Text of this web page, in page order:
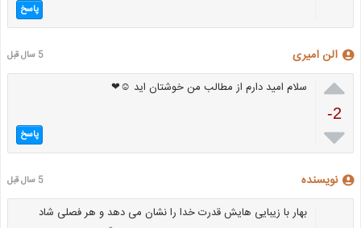
پاسخ
الن امیری 5 سال قبل

-2

سلام امید دارم از مطالب من خوشتان اید ☺❤
پاسخ
نویسنده 5 سال قبل
بهار با زیبایی هایش قدرت خدا را نشان می دهد و هر فصلی شاد